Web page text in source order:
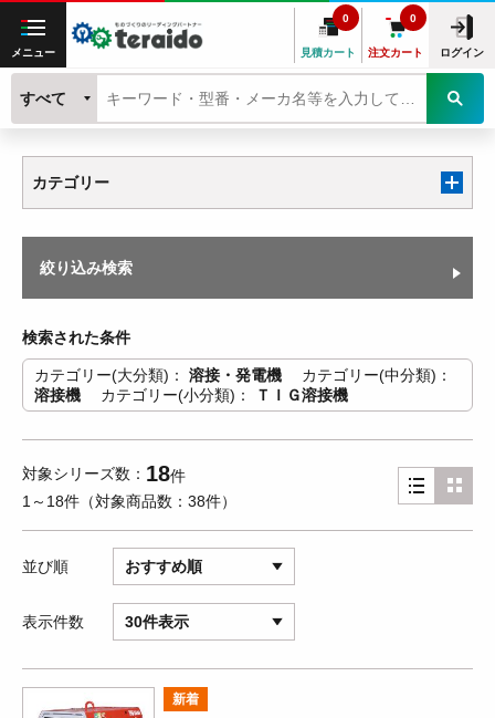
メニュー 見積カート
0
注文カート
0
ログイン
すべて
カテゴリー
絞り込み検索
検索された条件
カテゴリー(大分類) 溶接・発電機
カテゴリー(中分類)
溶接機
カテゴリー(小分類) ＴＩＧ溶接機
対象シリーズ数 18件
1～18件
対象商品数 38件
並び順 おすすめ順
表示件数 30件表示
新着